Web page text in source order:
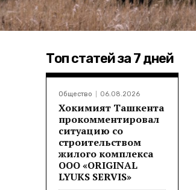
Топ статей за 7 дней
Общество 06.08.2026
Хокимият Ташкента
прокомментировал
ситуацию со
строительством
жилого комплекса
ООО «ORIGINAL
LYUKS SERVIS»